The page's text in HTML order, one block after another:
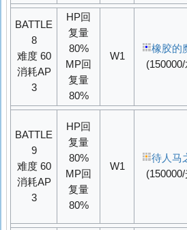
BATTLE
8
难度 60
消耗AP
3
HP回
复量
80%
MP回
复量
80%
W1
橡胶的
(150000/
BATTLE
9
难度 60
消耗AP
3
HP回
复量
80%
MP回
复量
80%
W1
待人马
(150000/